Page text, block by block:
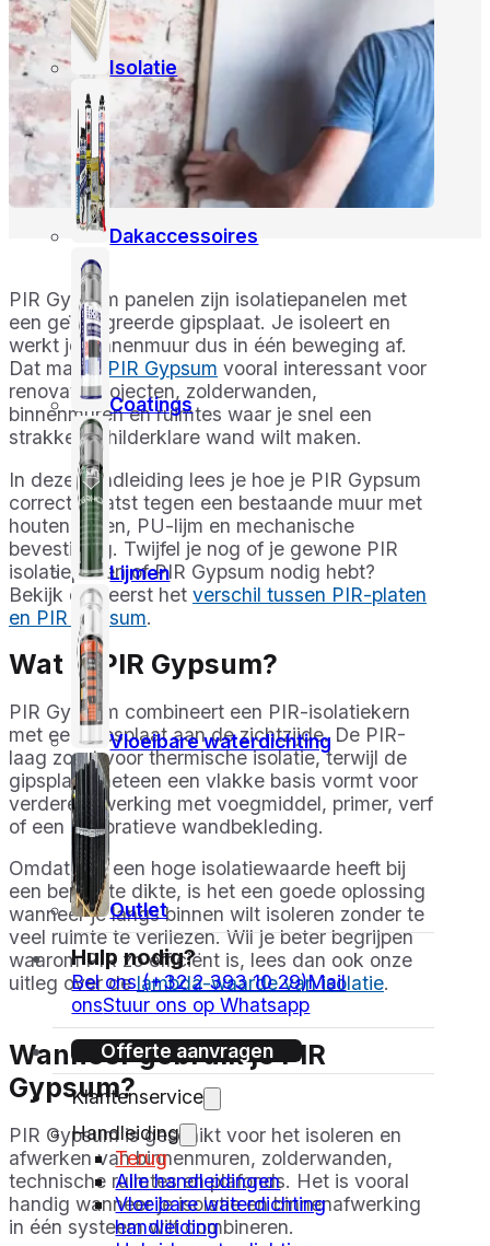
Isolatie
Dakaccessoires
Coatings
Lijmen
Vloeibare waterdichting
Outlet
Hulp nodig?
Bel ons (+32 2 393 10 29)Mail
onsStuur ons op Whatsapp
Offerte aanvragen
Klantenservice
Handleiding
Terug
Alle handleidingen
Vloeibare waterdichting
handleiding
PIR Gypsum panelen zijn isolatiepanelen met
een geïntegreerde gipsplaat. Je isoleert en
werkt je binnenmuur dus in één beweging af.
Dat maakt PIR Gypsum vooral interessant voor
renovatieprojecten, zolderwanden,
binnenmuren en ruimtes waar je snel een
strakke, schilderklare wand wilt maken.
In deze handleiding lees je hoe je PIR Gypsum
correct plaatst tegen een bestaande muur met
houten latten, PU-lijm en mechanische
bevestiging. Twijfel je nog of je gewone PIR
isolatieplaten of PIR Gypsum nodig hebt?
Bekijk dan eerst het verschil tussen PIR-platen
en PIR Gypsum.
Wat is PIR Gypsum?
PIR Gypsum combineert een PIR-isolatiekern
met een gipsplaat aan de zichtzijde. De PIR-
laag zorgt voor thermische isolatie, terwijl de
gipsplaat meteen een vlakke basis vormt voor
verdere afwerking met voegmiddel, primer, verf
of een decoratieve wandbekleding.
Omdat PIR een hoge isolatiewaarde heeft bij
een beperkte dikte, is het een goede oplossing
wanneer je langs binnen wilt isoleren zonder te
veel ruimte te verliezen. Wil je beter begrijpen
waarom PIR zo efficiënt is, lees dan ook onze
uitleg over delambda-waarde van isolatie.
Wanneer gebruik je PIR
Gypsum?
PIR Gypsum is geschikt voor het isoleren en
afwerken van binnenmuren, zolderwanden,
technische ruimtes en plafonds. Het is vooral
handig wanneer je isolatie en binnenafwerking
in één systeem wilt combineren.